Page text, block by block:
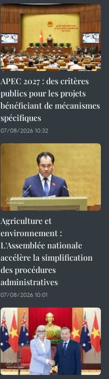
APEC 2027 : des critères
publics pour les projets
bénéficiant de mécanismes
spécifiques
07/08/2026 10:32
Agriculture et
environnement :
L'Assemblée nationale
accélère la simplification
des procédures
administratives
07/08/2026 10:01